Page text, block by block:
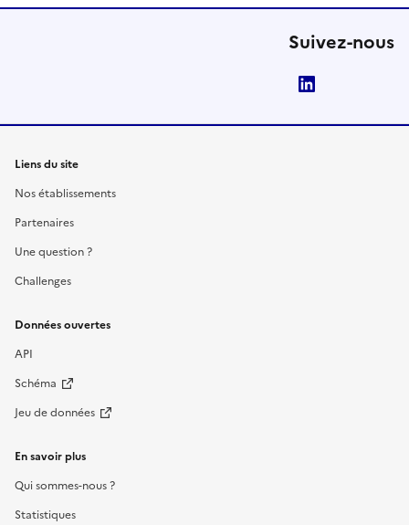
Suivez-nous
Liens du site
Nos établissements
Partenaires
Une question ?
Challenges
Données ouvertes
API
Schéma
Jeu de données
En savoir plus
Qui sommes-nous ?
Statistiques